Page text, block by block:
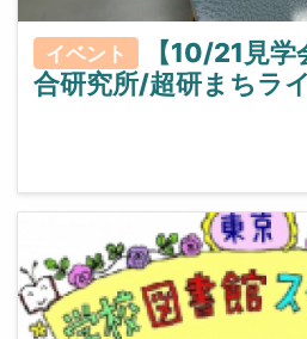
イベント
【10/21見
合研究所/超研まちラ